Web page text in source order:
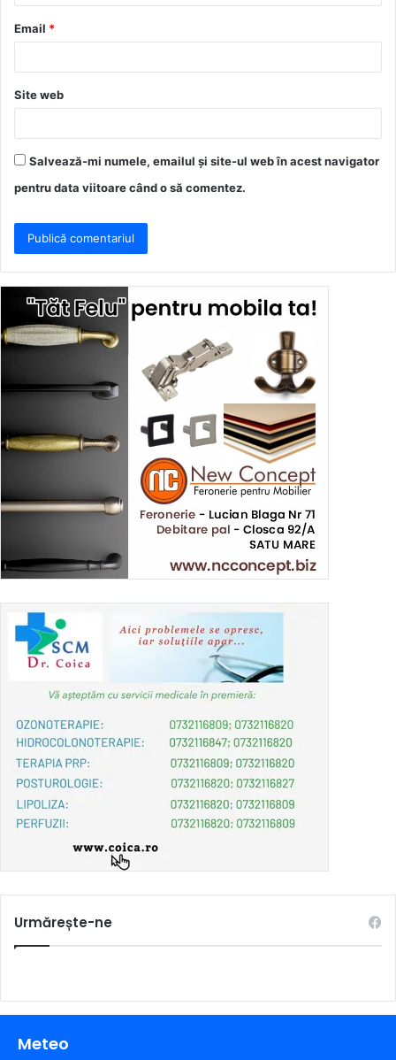
*
Email *
Site web
Salvează-mi numele, emailul și site-ul web în acest navigator
pentru data viitoare când o să comentez.
Urmărește-ne
Meteo